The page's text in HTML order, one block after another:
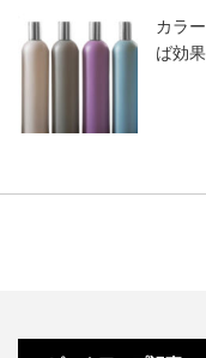
アレンジ
うねうねラインを描
り、シンプルな輪を
イテム６選
セルフでミラーネイ
自分の好みのカラー
カラ
ば効